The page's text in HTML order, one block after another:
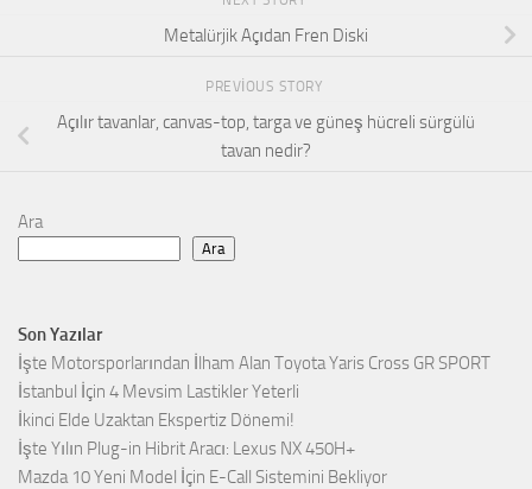
Metalürjik Açıdan Fren Diski
PREVIOUS STORY
Açılır tavanlar, canvas-top, targa ve güneş hücreli sürgülü
tavan nedir?
Ara
Ara
Son Yazılar
İşte Motorsporlarından İlham Alan Toyota Yaris Cross GR SPORT
İstanbul İçin 4 Mevsim Lastikler Yeterli
İkinci Elde Uzaktan Ekspertiz Dönemi!
İşte Yılın Plug-in Hibrit Aracı: Lexus NX 450H+
Mazda 10 Yeni Model İçin E-Call Sistemini Bekliyor